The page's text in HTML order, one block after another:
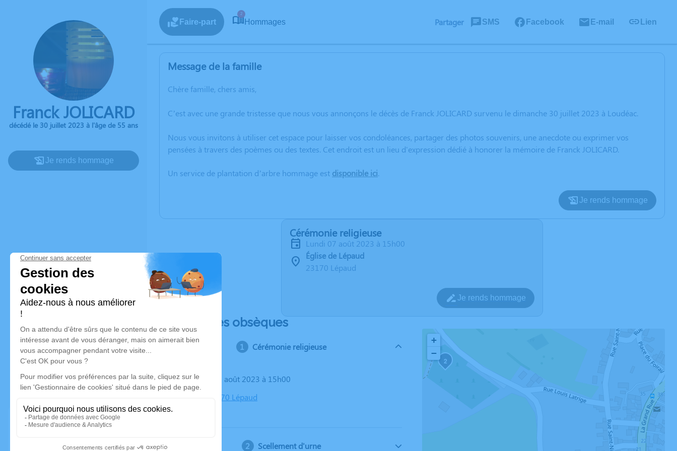
Franck JOLICARD
décédé le 30 juillet 2023 à l'âge de 55 ans
Je rends hommage
Faire-part
2
Hommages Partager SMS Facebook E-mail Lien
Message de la famille
Chère famille, chers amis,
C’est avec une grande tristesse que nous vous annonçons le décès de Franck JOLICARD survenu le dimanche 30 juillet 2023 à Loudéac.
Nous vous invitons à utiliser cet espace pour laisser vos condoléances, partager des photos souvenirs, une anecdote ou exprimer vos
pensées à travers des poèmes ou des textes. Cet endroit est un lieu d'expression dédié à honorer la mémoire de Franck JOLICARD.
Un service de plantation d’arbre hommage est disponible ici.
Je rends hommage
Cérémonie religieuse
lundi 07 août 2023 à 15h00
Église de Lépaud
23170 Lépaud
Je rends hommage
Déroulé des obsèques
Cérémonie religieuse
Le lundi 07 août 2023 à 15h00
Église, 23170 Lépaud
Scellement d'urne
2
+
−